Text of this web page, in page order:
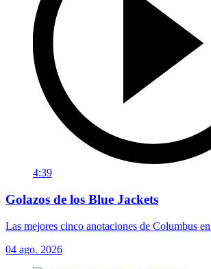
4:39
Golazos de los Blue Jackets
Las mejores cinco anotaciones de Columbus
04 ago. 2026